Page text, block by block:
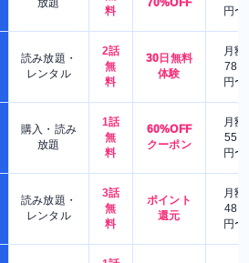
放題
料
70%OFF
円〜
読み放題・
レンタル
2話
無
料
30日無料
体験
月額
780
円〜
購入・読み
放題
1話
無
料
60%OFF
クーポン
月額
550
円〜
読み放題・
レンタル
3話
無
料
ポイント
還元
月額
480
円〜